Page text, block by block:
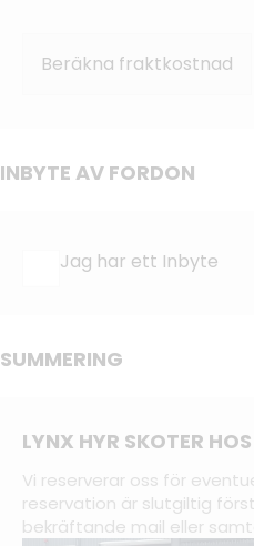
Beräkna fraktkostnad
INBYTE AV FORDON
Jag har ett Inbyte
SUMMERING
LYNX HYR SKOTER
Vi reserverar oss för
reservation är slutgiltig
bekräftande mail eller